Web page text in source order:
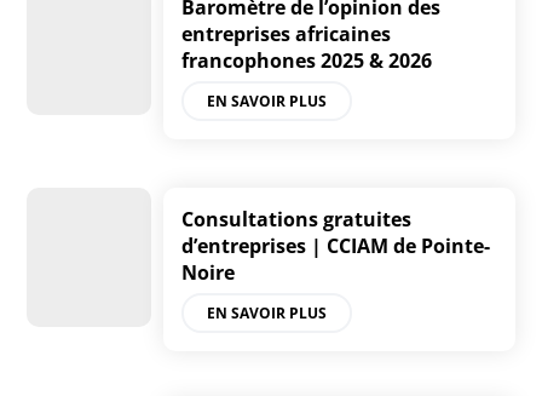
Baromètre de l’opinion des
entreprises africaines
francophones 2025 & 2026
EN SAVOIR PLUS
Consultations gratuites
d’entreprises | CCIAM de Pointe-
Noire
EN SAVOIR PLUS